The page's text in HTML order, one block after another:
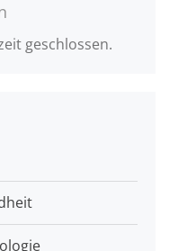
geschlossen.